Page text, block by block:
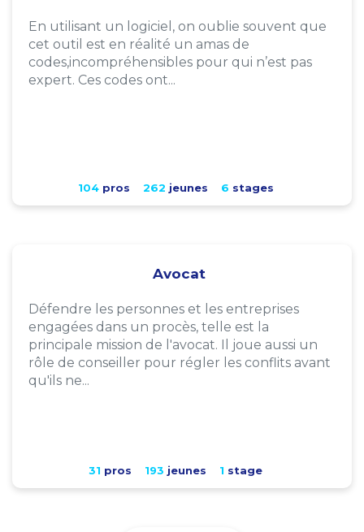
En utilisant un logiciel, on oublie souvent que
cet outil est en réalité un amas de
codes,incompréhensibles pour qui n’est pas
expert. Ces codes ont...
104pros 262 jeunes 6 stages
Avocat
Défendre les personnes et les entreprises
engagées dans un procès, telle est la
principale mission de l'avocat. Il joue aussi un
rôle de conseiller pour régler les conflits avant
qu'ils ne...
31 pros 193 jeunes 1 stage